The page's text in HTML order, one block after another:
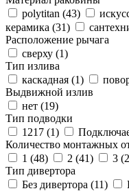
polytitan (43)
керамика (31)
Расположение рычага
сверху (1)
Тип излива
каскадная (1)
Выдвижной излив
нет (19)
Тип подводки
1217 (1)
Количество монтажных
1 (48) 2 (41) 3 (2
Тип дивертора
Без дивертора (11)